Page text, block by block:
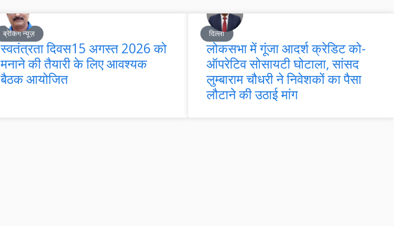
ब्रेकिंग न्यूज़
स्वतंत्रता दिवस15 अगस्त 2026 को
मनाने की तैयारी के लिए आवश्यक
बैठक आयोजित
दिल्ली
लोकसभा में गूंजा आदर्श क्रेडिट को-
ऑपरेटिव सोसायटी घोटाला, सांसद
लुम्बाराम चौधरी ने निवेशकों का पैसा
लौटाने की उठाई मांग